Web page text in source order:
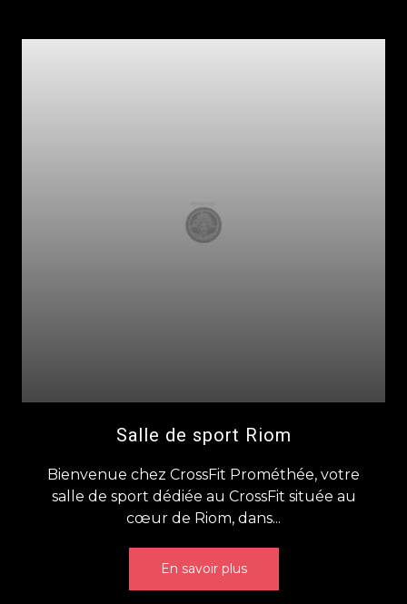
Salle de sport Riom
Bienvenue chez CrossFit Prométhée, votre
salle de sport dédiée au CrossFit située au
cœur de Riom, dans...
En savoir plus